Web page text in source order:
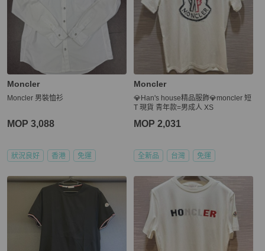
Moncler
Moncler 男裝恤衫
MOP 3,088
狀況良好 香港 免運
Moncler
💎Han's house精品服飾💎moncler 短
T 現貨 青年款=男成人 XS
MOP 2,031
全新品 台灣 免運